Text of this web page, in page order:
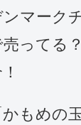
マーク
ってる
かもめの